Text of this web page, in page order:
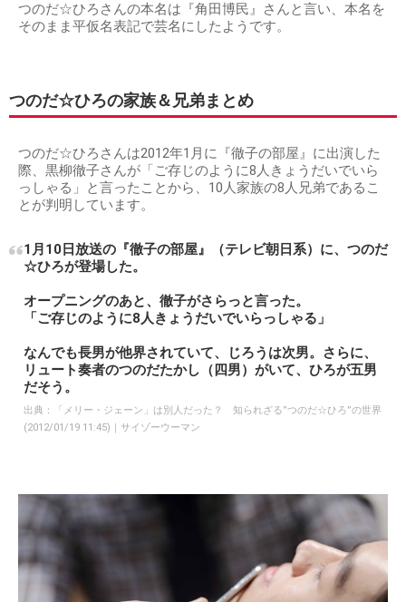
つのだ☆ひろさんの本名は『角田博民』さんと言い、本名を
そのまま平仮名表記で芸名にしたようです。
つのだ☆ひろの家族＆兄弟まとめ
つのだ☆ひろさんは2012年1月に『徹子の部屋』に出演した
際、黒柳徹子さんが「ご存じのように8人きょうだいでいら
っしゃる」と言ったことから、10人家族の8人兄弟であるこ
とが判明しています。
1月10日放送の『徹子の部屋』（テレビ朝日系）に、つのだ
☆ひろが登場した。
オープニングのあと、徹子がさらっと言った。
「ご存じのように8人きょうだいでいらっしゃる」
なんでも長男が他界されていて、じろうは次男。さらに、
リュート奏者のつのだたかし（四男）がいて、ひろが五男
だそう。
出典：
「メリー・ジェーン」は別人だった？ 知られざる”つのだ☆ひろ”の世界
(2012/01/19 11:45)｜サイゾーウーマン